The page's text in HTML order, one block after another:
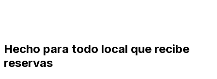
Hecho para todo local que recibe
reservas